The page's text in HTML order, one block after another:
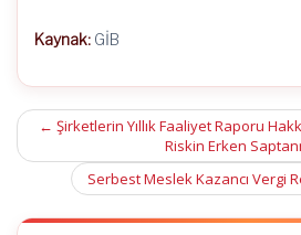
Kaynak: GİB
Post
navigation
← Şirketlerin Yıllık Faaliyet Raporu
Riskin Erken
Serbest Meslek Kazancı Vergi